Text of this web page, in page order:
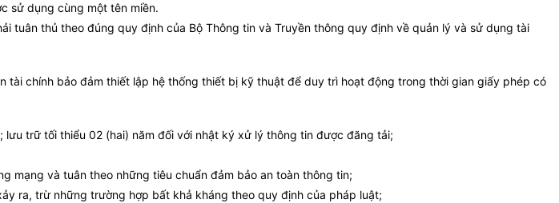
sử dụng cùng một tên miền.
tuân thủ theo đúng quy định của Bộ Thông tin và Truyền thông quy định về quản lý và sử dụng tài
chính bảo đảm thiết lập hệ thống thiết bị kỹ thuật để duy trì hoạt động trong thời gian giấy phép có
trữ tối thiểu 02 (hai) năm đối với nhật ký xử lý thông tin được đăng tải;
mạng và tuân theo những tiêu chuẩn đảm bảo an toàn thông tin;
ra, trừ những trường hợp bất khả kháng theo quy định của pháp luật;